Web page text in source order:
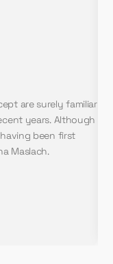
are surely familiar
years. Although
been first
Maslach.